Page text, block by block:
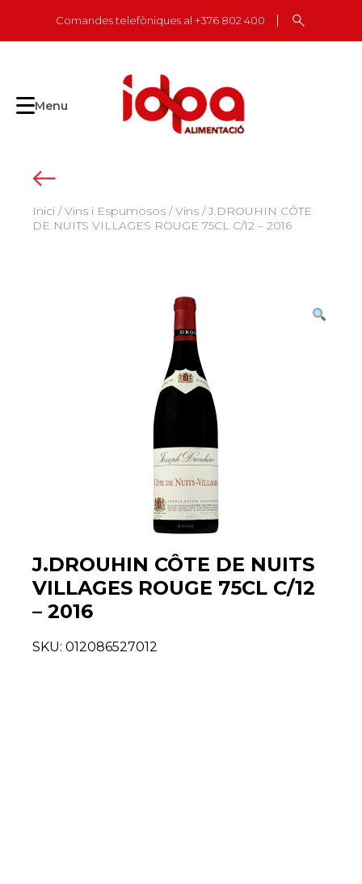
content
Comandes telefòniques al +376 802 400
Menu
Inici /Vins i Espumosos /Vins / J.DROUHIN CÔTE
DE NUITS VILLAGES ROUGE 75CL C/12 – 2016
J.DROUHIN CÔTE DE NUITS
VILLAGES ROUGE 75CL C/12
– 2016
SKU: 012086527012